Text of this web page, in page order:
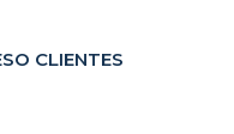
CLIENTES